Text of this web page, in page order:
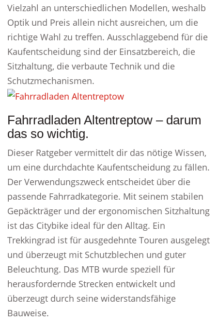
Vielzahl an unterschiedlichen Modellen, weshalb
Optik und Preis allein nicht ausreichen, um die
richtige Wahl zu treffen. Ausschlaggebend für die
Kaufentscheidung sind der Einsatzbereich, die
Sitzhaltung, die verbaute Technik und die
Schutzmechanismen.
Fahrradladen Altentreptow – darum
das so wichtig.
Dieser Ratgeber vermittelt dir das nötige Wissen,
um eine durchdachte Kaufentscheidung zu fällen.
Der Verwendungszweck entscheidet über die
passende Fahrradkategorie. Mit seinem stabilen
Gepäckträger und der ergonomischen Sitzhaltung
ist das Citybike ideal für den Alltag. Ein
Trekkingrad ist für ausgedehnte Touren ausgelegt
und überzeugt mit Schutzblechen und guter
Beleuchtung. Das MTB wurde speziell für
herausfordernde Strecken entwickelt und
überzeugt durch seine widerstandsfähige
Bauweise.